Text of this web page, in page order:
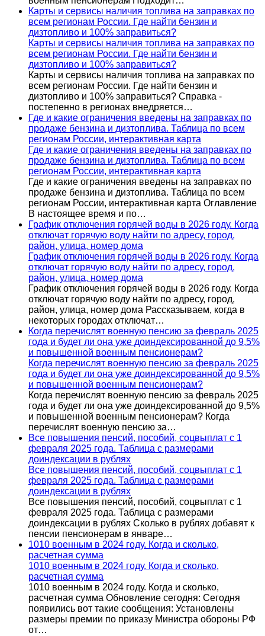
Карты и сервисы наличия топлива на заправках по
всем регионам России. Где найти бензин и
дизтопливо и 100% заправиться?
Карты и сервисы наличия топлива на заправках по
всем регионам России. Где найти бензин и
дизтопливо и 100% заправиться?
Карты и сервисы наличия топлива на заправках по
всем регионам России. Где найти бензин и
дизтопливо и 100% заправиться? Справка -
постепенно в регионах внедряется…
Где и какие ограничения введены на заправках по
продаже бензина и дизтоплива. Таблица по всем
регионам России, интерактивная карта
Где и какие ограничения введены на заправках по
продаже бензина и дизтоплива. Таблица по всем
регионам России, интерактивная карта
Где и какие ограничения введены на заправках по
продаже бензина и дизтоплива. Таблица по всем
регионам России, интерактивная карта Оглавление
В настоящее время и по…
График отключения горячей воды в 2026 году. Когда
отключат горячую воду найти по адресу, город,
район, улица, номер дома
График отключения горячей воды в 2026 году. Когда
отключат горячую воду найти по адресу, город,
район, улица, номер дома
График отключения горячей воды в 2026 году. Когда
отключат горячую воду найти по адресу, город,
район, улица, номер дома Рассказываем, когда в
некоторых городах отключат…
Когда перечислят военную пенсию за февраль 2025
года и будет ли она уже доиндексированной до 9,5%
и повышенной военным пенсионерам?
Когда перечислят военную пенсию за февраль 2025
года и будет ли она уже доиндексированной до 9,5%
и повышенной военным пенсионерам?
Когда перечислят военную пенсию за февраль 2025
года и будет ли она уже доиндексированной до 9,5%
и повышенной военным пенсионерам? Когда
перечислят военную пенсию за…
Все повышения пенсий, пособий, соцвыплат с 1
февраля 2025 года. Таблица с размерами
доиндексации в рублях
Все повышения пенсий, пособий, соцвыплат с 1
февраля 2025 года. Таблица с размерами
доиндексации в рублях
Все повышения пенсий, пособий, соцвыплат с 1
февраля 2025 года. Таблица с размерами
доиндексации в рублях Сколько в рублях добавят к
пенсии пенсионерам в январе…
1010 военным в 2024 году. Когда и сколько,
расчетная сумма
1010 военным в 2024 году. Когда и сколько,
расчетная сумма
1010 военным в 2024 году. Когда и сколько,
расчетная сумма Обновление сегодня: Сегодня
появились вот такие сообщения: Установлены
размеры премии по приказу Министра обороны РФ
от…